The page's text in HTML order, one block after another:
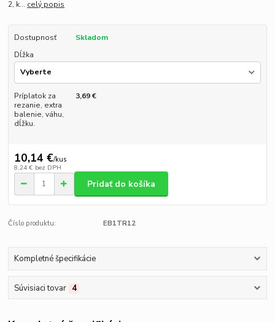
2, k... celý popis
Dostupnosť
Skladom
Dĺžka
Príplatok za
rezanie, extra
balenie, váhu,
dĺžku.
3,69 €
10,14 €/kus
8,24 € bez DPH
Pridať do košíka
Číslo produktu: EB1TR12
Kompletné špecifikácie
Súvisiaci tovar 4